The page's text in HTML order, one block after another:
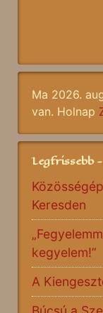
Ma 2026.
van. Holnap
Legfrissebb
Keresden
kegyelem!”
A